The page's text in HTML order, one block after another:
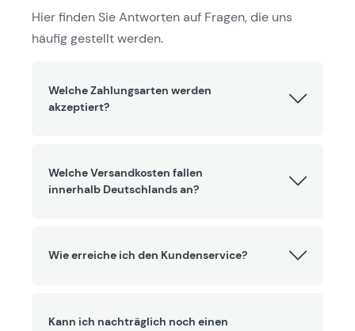
Hier finden Sie Antworten auf Fragen, die uns
häufig gestellt werden.
Welche Zahlungsarten werden
akzeptiert?
Welche Versandkosten fallen
innerhalb Deutschlands an?
Wie erreiche ich den Kundenservice?
Kann ich nachträglich noch einen